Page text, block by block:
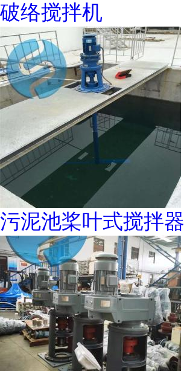
破络搅拌机
污泥池桨叶式搅拌器